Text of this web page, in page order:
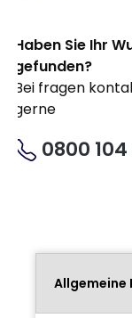
Haben Sie Ihr
gefunden?
Bei fragen
gerne
0800 104
Allgemeine